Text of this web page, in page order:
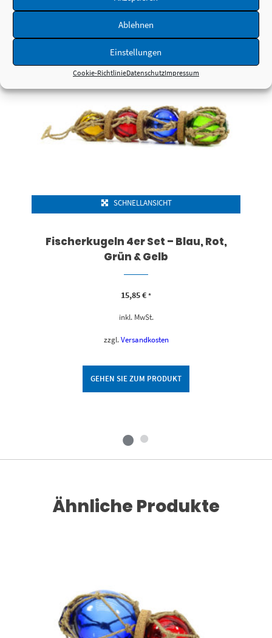
Ablehnen
Einstellungen
Cookie-RichtlinieDatenschutzImpressum
SCHNELLANSICHT
Fischerkugeln 4er Set – Blau, Rot,
Grün & Gelb
15,85€ *
inkl. MwSt.
zzgl. Versandkosten
GEHEN SIE ZUM PRODUKT
Ähnliche Produkte